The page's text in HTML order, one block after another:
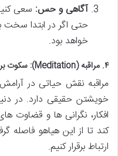
آگاهی و حس: سعی
حتی اگر در ابتدا سخت
خواهد بود.
۴. مراقبه (Meditation): سکوت برای شنیدن خود
مراقبه نقش حیاتی در
خویشتن حقیقی دارد. در
افکار، نگرانی ها و قضاوت
کند تا از این هیاهو فاصله
ارتباط برقرار کنیم.